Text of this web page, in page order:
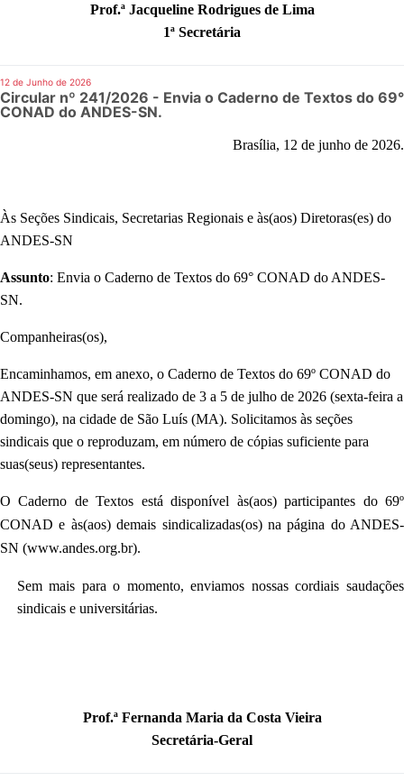
Prof.ª Jacqueline Rodrigues de Lima
1ª Secretária
12 de Junho de 2026
Circular nº 241/2026 - Envia o Caderno de Textos do 69°
CONAD do ANDES-SN.
Brasília, 12 de junho de 2026.
Às Seções Sindicais, Secretarias Regionais e às(aos) Diretoras(es) do
ANDES-SN
Assunto: Envia o Caderno de Textos do 69° CONAD do ANDES-
SN.
Companheiras(os),
Encaminhamos, em anexo, o Caderno de Textos do 69º CONAD do
ANDES-SN que será realizado de 3 a 5 de julho de 2026 (sexta-feira a
domingo), na cidade de São Luís (MA). Solicitamos às seções
sindicais que o reproduzam, em número de cópias suficiente para
suas(seus) representantes.
O Caderno de Textos está disponível às(aos) participantes do 69º
CONAD e às(aos) demais sindicalizadas(os) na página do ANDES-
SN (www.andes.org.br).
Sem mais para o momento, enviamos nossas cordiais saudações
sindicais e universitárias.
Prof.ª Fernanda Maria da Costa Vieira
Secretária-Geral